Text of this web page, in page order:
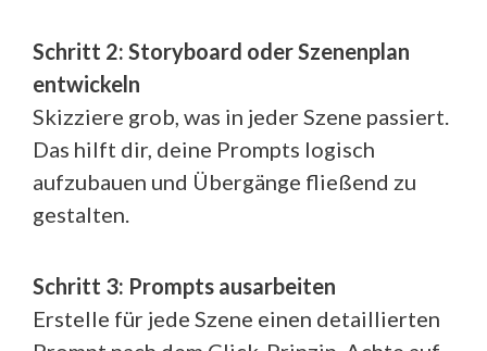
Schritt 2: Storyboard oder Szenenplan
entwickeln
Skizziere grob, was in jeder Szene passiert.
Das hilft dir, deine Prompts logisch
aufzubauen und Übergänge fließend zu
gestalten.
Schritt 3: Prompts ausarbeiten
Erstelle für jede Szene einen detaillierten